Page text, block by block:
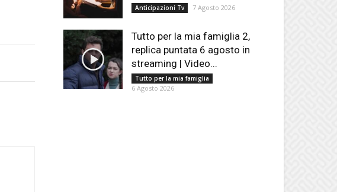
Anticipazioni Tv 7 Agosto 2026
Tutto per la mia famiglia 2,
replica puntata 6 agosto in
streaming | Video...
Tutto per la mia famiglia
6 Agosto 2026